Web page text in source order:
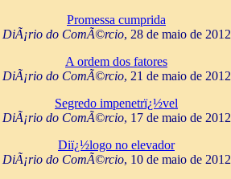
Promessa cumprida
DiÃ¡rio do ComÃ©rcio, 28 de maio de 2012
A ordem dos fatores
DiÃ¡rio do ComÃ©rcio, 21 de maio de 2012
Segredo impenetrï¿½vel
DiÃ¡rio do ComÃ©rcio, 17 de maio de 2012
Diï¿½logo no elevador
DiÃ¡rio do ComÃ©rcio, 10 de maio de 2012